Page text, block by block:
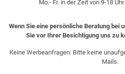
Mo.- Fr. in der Zeit von 9-18
Wenn Sie eine persönliche Beratung bei
Sie vor Ihrer Besichtigung uns zu
Keine Werbeanfragen: Bitte keine
Mails.